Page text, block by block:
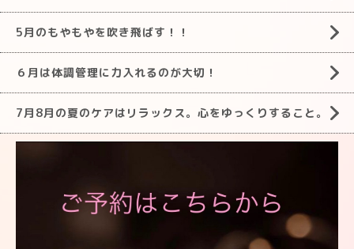
5月のもやもやを吹き飛ばす！！
６月は体調管理に力入れるのが大切！
7月8月の夏のケアはリラックス。心をゆっくりすること。